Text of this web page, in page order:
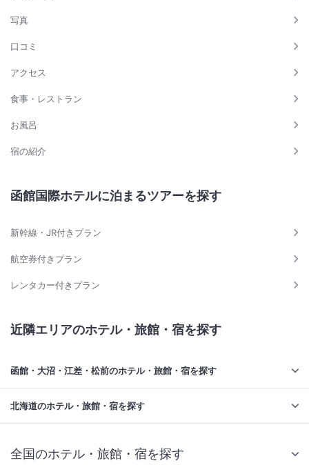
写真
口コミ
アクセス
食事・レストラン
お風呂
宿の紹介
函館国際ホテルに泊まるツアーを探す
新幹線・JR付きプラン
航空券付きプラン
レンタカー付きプラン
近隣エリアのホテル・旅館・宿を探す
函館・大沼・江差・松前のホテル・旅館・宿を探す
北海道のホテル・旅館・宿を探す
全国のホテル・旅館・宿を探す